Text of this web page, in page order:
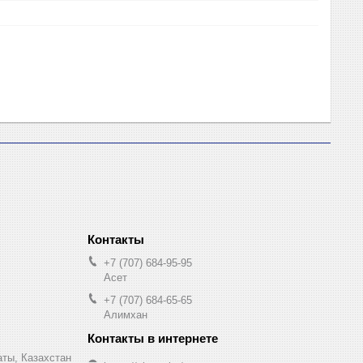
Казахстан
+7 (707) 684-95-95
Асет
+7 (707) 684-65-65
Алимхан